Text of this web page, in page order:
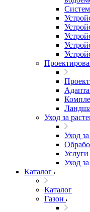
Уход за
Уход
Услуги
Уход
Каталог
Каталог
Газон